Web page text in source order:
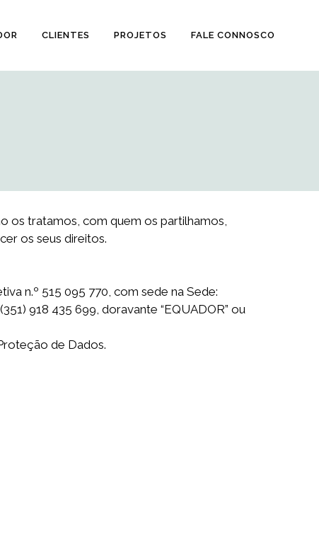
CLIENTES PROJETOS FALE CONNOSCO
os tratamos, com quem os partilhamos,
os seus direitos.
n.º 515 095 770, com sede na Sede:
918 435 699, doravante “EQUADOR” ou
de Dados.